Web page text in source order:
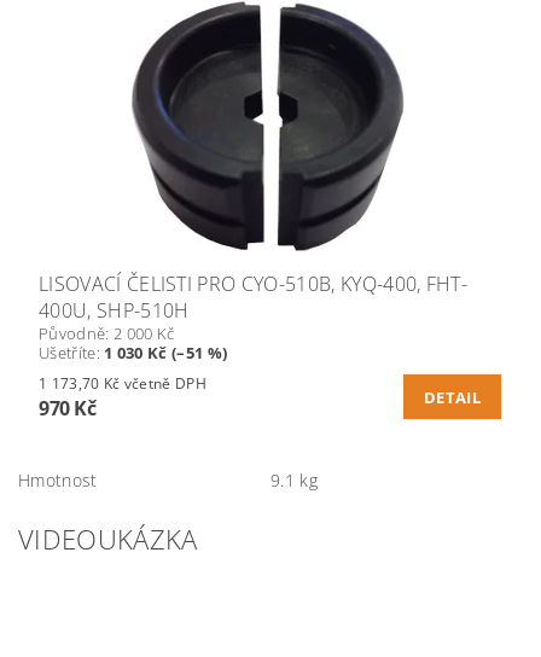
LISOVACÍ ČELISTI PRO CYO-510B, KYQ-400, FHT-
400U, SHP-510H
Původně: 2 000 Kč
Ušetříte: 1 030 Kč (–51 %)
1 173,70 Kč včetně DPH
970 Kč DETAIL
Hmotnost 9.1 kg
VIDEOUKÁZKA